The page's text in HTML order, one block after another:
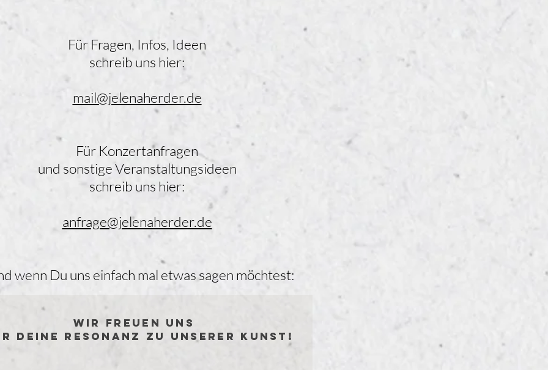
Für Fragen, Infos, Ideen
schreib uns hier:
mail@jelenaherder.de
Für Konzertanfragen
und sonstige Veranstaltungsideen
schreib uns hier:
anfrage@jelenaherder.de
wenn Du uns einfach mal etwas sagen möchtest:
Wir freuen uns
Deine Resonanz zu unserer Kunst!